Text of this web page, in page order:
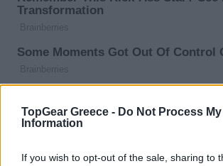
TopGear Greece - Do Not Process
Information
If you wish to opt-out of the sale, sharing to